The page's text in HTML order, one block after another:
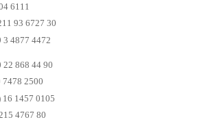
6111
93 6727 30
3 4877 4472
22 868 44 90
7478 2500
16 1457 0105
4767 80